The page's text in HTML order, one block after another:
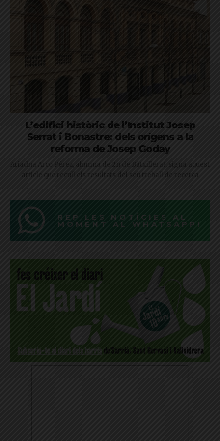
L’edifici històric de l’Institut Josep
Serrat i Bonastre: dels orígens a la
reforma de Josep Goday
Ariadna Arco Pérez, alumna de 2n de Batxillerat, signa aquest
article que recull els resultats del seu treball de recerca
REP LES NOTÍCIES AL
MOMENT AL WHATSAPP!